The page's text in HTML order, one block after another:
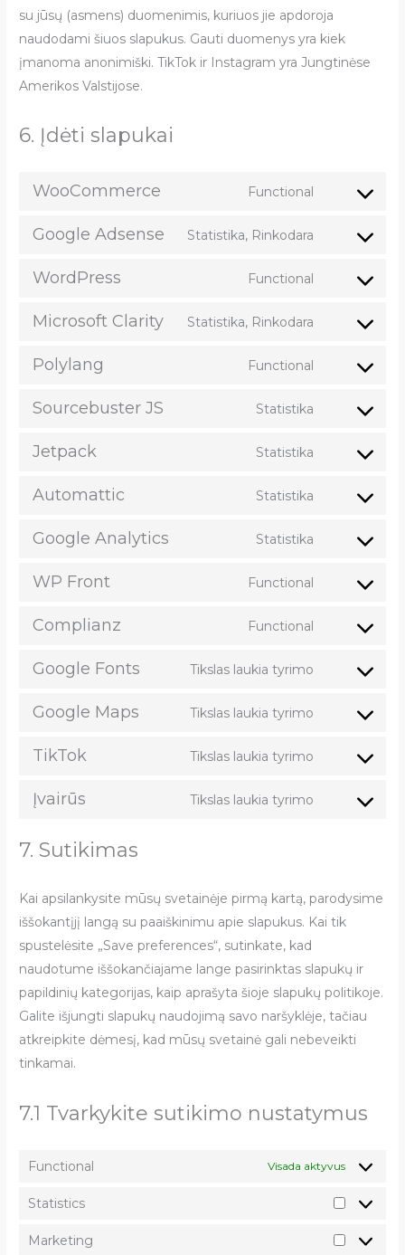
su jūsų (asmens) duomenimis, kuriuos jie apdoroja
naudodami šiuos slapukus. Gauti duomenys yra kiek
įmanoma anonimiški. TikTok ir Instagram yra Jungtinėse
Amerikos Valstijose.
6. Įdėti slapukai
WooCommerce Functional
Google Adsense Statistika, Rinkodara
WordPress Functional
Microsoft Clarity Statistika, Rinkodara
Polylang Functional
Sourcebuster JS Statistika
Jetpack Statistika
Automattic Statistika
Google Analytics Statistika
WP Front Functional
Complianz Functional
Google Fonts Tikslas laukia tyrimo
Google Maps Tikslas laukia tyrimo
TikTok Tikslas laukia tyrimo
Įvairūs Tikslas laukia tyrimo
7. Sutikimas
Kai apsilankysite mūsų svetainėje pirmą kartą, parodysime
iššokantįjį langą su paaiškinimu apie slapukus. Kai tik
spustelėsite „Save preferences“, sutinkate, kad
naudotume iššokančiajame lange pasirinktas slapukų ir
papildinių kategorijas, kaip aprašyta šioje slapukų politikoje.
Galite išjungti slapukų naudojimą savo naršyklėje, tačiau
atkreipkite dėmesį, kad mūsų svetainė gali nebeveikti
tinkamai.
7.1 Tvarkykite sutikimo nustatymus
Functional Visada aktyvus
Statistics
Marketing